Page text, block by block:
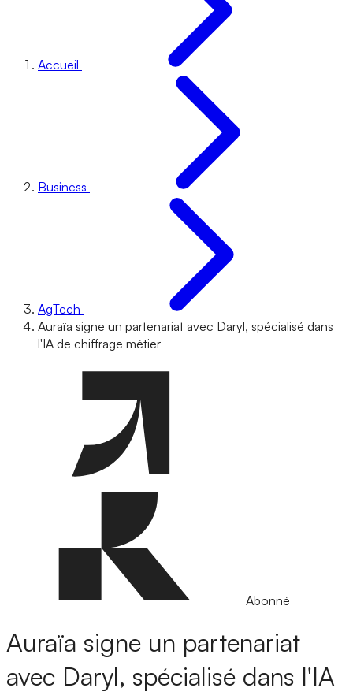
Accueil
Business
AgTech
Auraïa signe un partenariat avec Daryl, spécialisé dans
l'IA de chiffrage métier
Abonné
Auraïa signe un partenariat
avec Daryl, spécialisé dans l'IA